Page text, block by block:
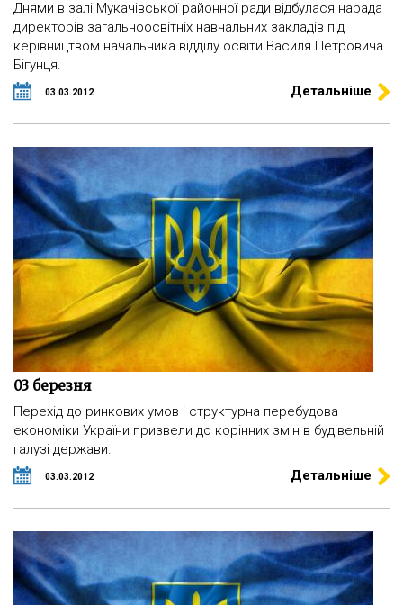
Днями в залі Мукачівської районної ради відбулася нарада
директорів загальноосвітніх навчальних закладів під
керівництвом начальника відділу освіти Василя Петровича
Бігунця.
03.03.2012 Детальніше
03 березня
Перехід до ринкових умов і структурна перебудова
економіки України призвели до корінних змін в будівельній
галузі держави.
03.03.2012 Детальніше